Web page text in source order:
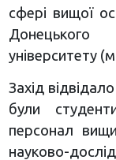
сфері вищої
Донецького
університету
Захід
були
персонал
науково-